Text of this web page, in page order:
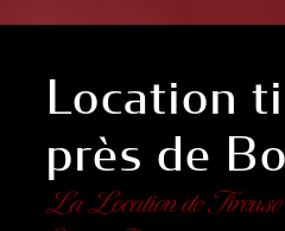
Location
près de
La Location de